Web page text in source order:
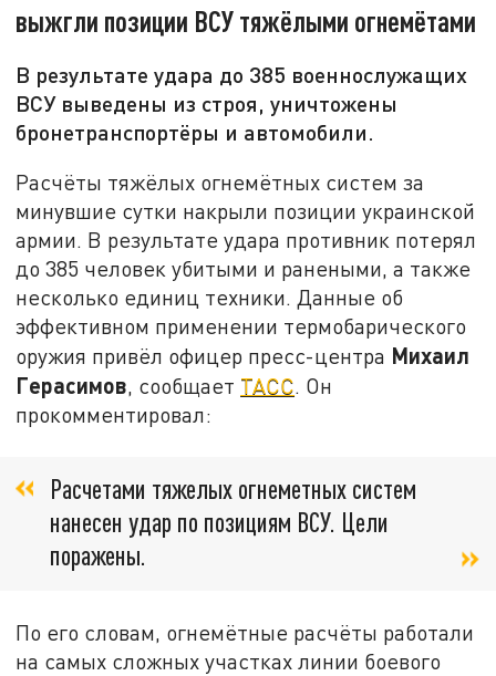
выжгли позиции ВСУ тяжёлыми огнемётами
В результате удара до 385 военнослужащих
ВСУ выведены из строя, уничтожены
бронетранспортёры и автомобили.
Расчёты тяжёлых огнемётных систем за
минувшие сутки накрыли позиции украинской
армии. В результате удара противник потерял
до 385 человек убитыми и ранеными, а также
несколько единиц техники. Данные об
эффективном применении термобарического
оружия привёл офицер пресс-центра Михаил
Герасимов, сообщает ТАСС. Он
прокомментировал:
Расчетами тяжелых огнеметных систем
нанесен удар по позициям ВСУ. Цели
поражены.
По его словам, огнемётные расчёты работали
на самых сложных участках линии боевого